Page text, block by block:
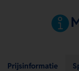
Prijsinformatie